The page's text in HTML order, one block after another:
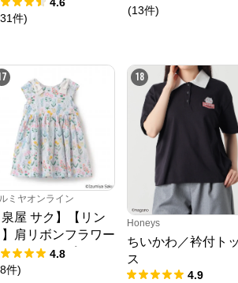
件)
(13件)
ミヤオンライン
泉屋 サク】【リン
】肩リボンフラワー
ットワンピース
4.8
件)
18
Honeys
ちいかわ／衿付ト
ス
4.9